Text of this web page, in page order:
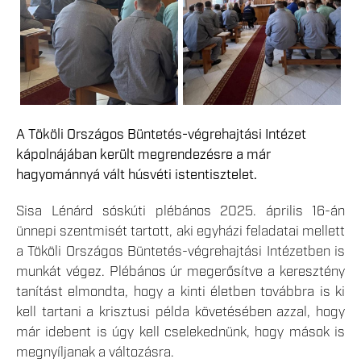
A Tököli Országos Büntetés-végrehajtási Intézet
kápolnájában került megrendezésre a már
hagyománnyá vált húsvéti istentisztelet.
Sisa Lénárd sóskúti plébános 2025. április 16-án
ünnepi szentmisét tartott, aki egyházi feladatai mellett
a Tököli Országos Büntetés-végrehajtási Intézetben is
munkát végez. Plébános úr megerősítve a keresztény
tanítást elmondta, hogy a kinti életben továbbra is ki
kell tartani a krisztusi példa követésében azzal, hogy
már idebent is úgy kell cselekednünk, hogy mások is
megnyíljanak a változásra.